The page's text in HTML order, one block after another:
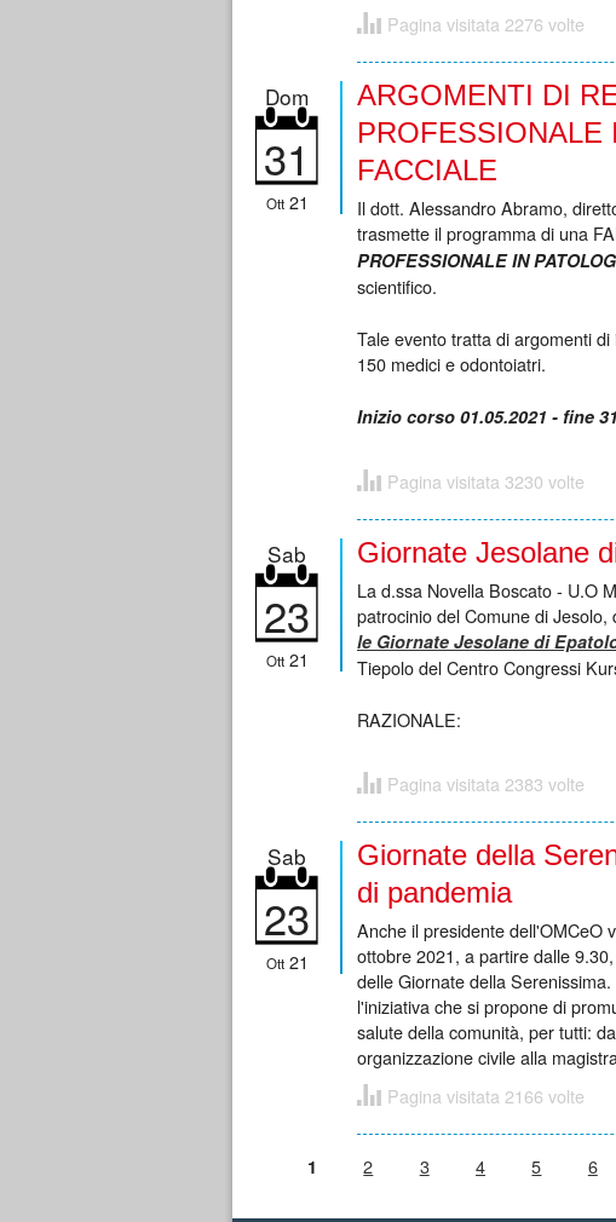
Pagina visitata 2276 volte
Dom
31
Ott 21
ARGOMENTI DI
PROFESSIONALE
FACCIALE
Il dott. Alessandro Abramo,
trasmette il programma di una
PROFESSIONALE IN
scientifico.
Tale evento tratta di argomenti
150 medici e odontoiatri.
Inizio corso 01.05.2021 - fine
Pagina visitata 3230 volte
Sab
23
Ott 21
Giornate Jesolane
La d.ssa Novella Boscato - U.O
patrocinio del Comune di
le Giornate Jesolane di
Tiepolo del Centro Congressi
RAZIONALE:
Pagina visitata 2383 volte
Sab
23
Ott 21
Giornate della
di pandemia
Anche il presidente dell'OMCeO
ottobre 2021, a partire dalle
delle Giornate della
l'iniziativa che si propone di
salute della comunità, per tutti:
organizzazione civile alla
Pagina visitata 2166 volte
1 2 3 4 5 6